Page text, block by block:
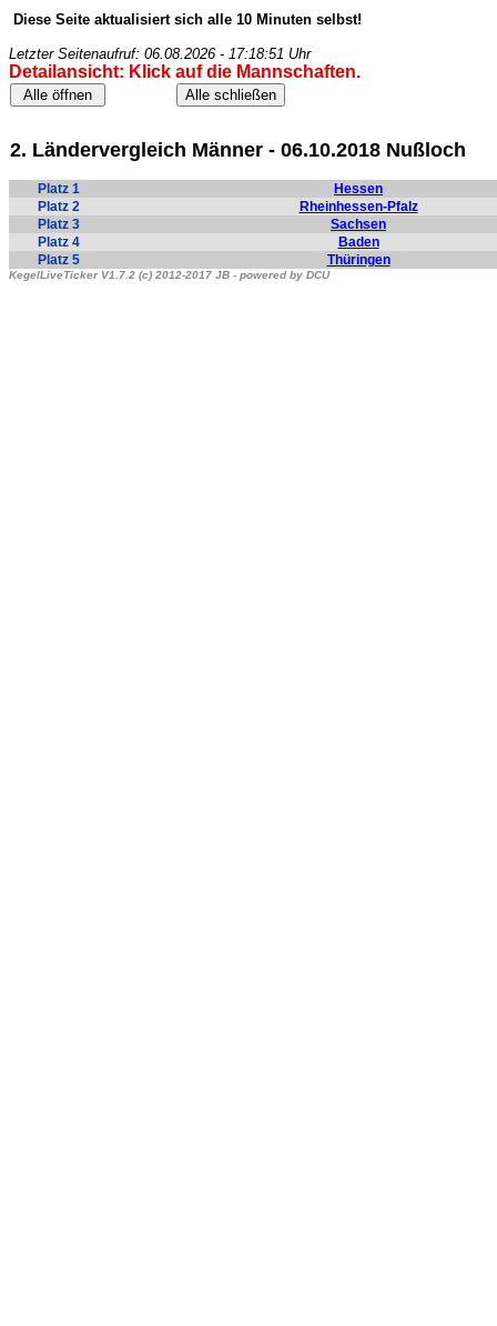
Diese Seite aktualisiert sich alle 10 Minuten selbst!
Letzter Seitenaufruf: 06.08.2026 - 17:18:51 Uhr
Detailansicht: Klick auf die Mannschaften.
2. Ländervergleich Männer - 06.10.2018 Nußloch
Platz 1
Hessen
Platz 2
Rheinhessen-Pfalz
Platz 3
Sachsen
Platz 4
Baden
Platz 5
Thüringen
KegelLiveTicker V1.7.2 (c) 2012-2017 JB - powered by DCU